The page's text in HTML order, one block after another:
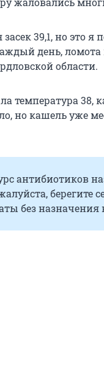
39,1, но это я
день, ломота
области.
температура 38,
но кашель уже
антибиотиков
берегите
без назначения